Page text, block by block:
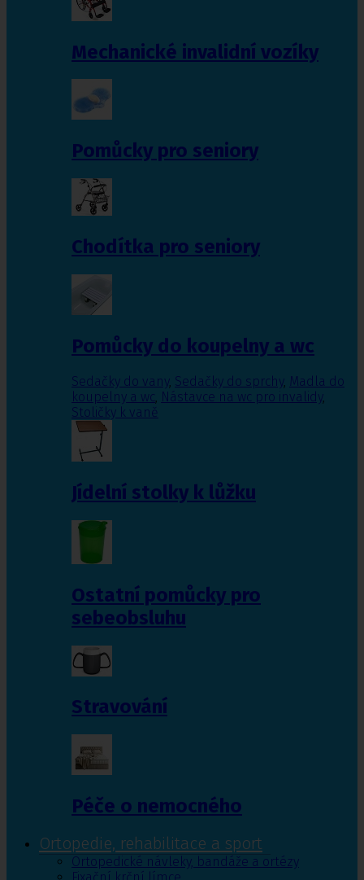
Mechanické invalidní vozíky
Pomůcky pro seniory
Chodítka pro seniory
Pomůcky do koupelny a wc
Sedačky do vany, Sedačky do sprchy, Madla do
koupelny a wc, Nástavce na wc pro invalidy,
Stoličky k vaně
Jídelní stolky k lůžku
Ostatní pomůcky pro
sebeobsluhu
Stravování
Péče o nemocného
Ortopedie, rehabilitace a sport
Ortopedické návleky, bandáže a ortézy